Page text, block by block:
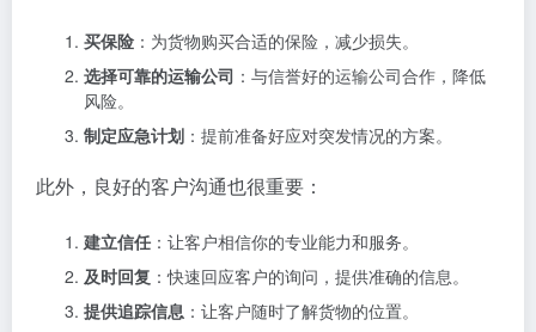
买保险 ：为货物购买合适的保险，减少损失。
选择可靠的运输公司 ：与信誉好的运输公司合作，降低
风险。
制定应急计划 ：提前准备好应对突发情况的方案。
此外，良好的客户沟通也很重要：
建立信任 ：让客户相信你的专业能力和服务。
及时回复 ：快速回应客户的询问，提供准确的信息。
提供追踪信息 ：让客户随时了解货物的位置。